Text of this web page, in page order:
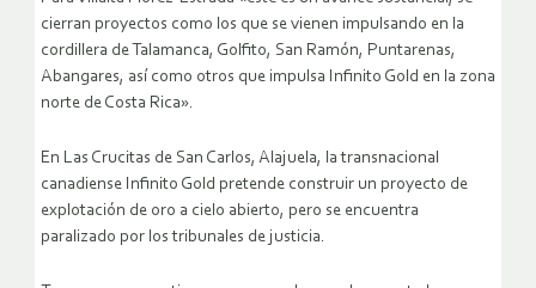
cierran proyectos como los que se vienen impulsando en la
cordillera de Talamanca, Golfito, San Ramón, Puntarenas,
Abangares, así como otros que impulsa Infinito Gold en la zona
norte de Costa Rica».
En Las Crucitas de San Carlos, Alajuela, la transnacional
canadiense Infinito Gold pretende construir un proyecto de
explotación de oro a cielo abierto, pero se encuentra
paralizado por los tribunales de justicia.